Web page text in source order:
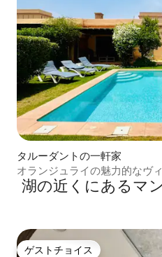
タルーダントの一軒家
オランジュライの魅力的なヴ
湖の近くにあるマ
ゲストチョイス